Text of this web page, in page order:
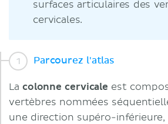
surfaces articulaires des
cervicales.
Parcourez l'atlas
Lacolonne cervicale est
vertèbres nommées
une direction supéro-inférieure,